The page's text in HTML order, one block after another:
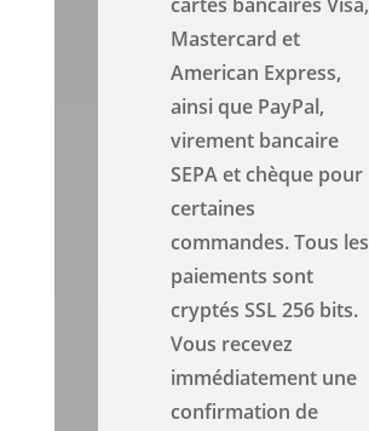
Mastercard et
American Express,
ainsi que PayPal,
virement bancaire
SEPA et chèque pour
certaines
commandes. Tous les
paiements sont
cryptés SSL 256 bits.
Vous recevez
immédiatement une
confirmation de